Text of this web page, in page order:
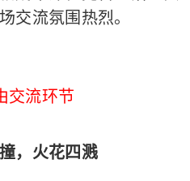
交流氛围热烈。
交流环节
，火花四溅